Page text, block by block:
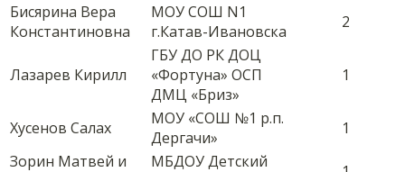
Бисярина Вера
Константиновна
МОУ СОШ N1
г.Катав-Ивановска
2
Лазарев Кирилл
ГБУ ДО РК ДОЦ
«Фортуна» ОСП
ДМЦ «Бриз»
1
Хусенов Салах
МОУ «СОШ №1 р.п.
Дергачи»
1
Зорин Матвей и
МБДОУ Детский